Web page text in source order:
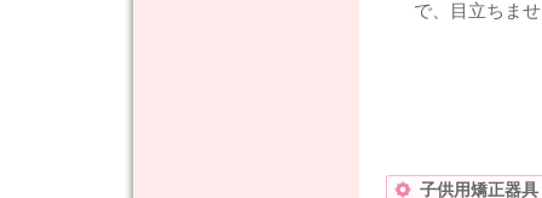
で、目立ちま
子供用矯正器具